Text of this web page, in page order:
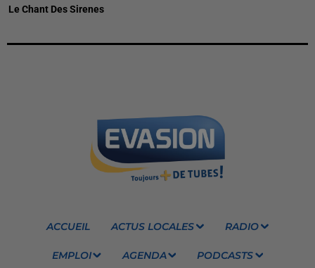
Le Chant Des Sirenes
ACCUEIL ACTUS LOCALES RADIO
EMPLOI AGENDA PODCASTS